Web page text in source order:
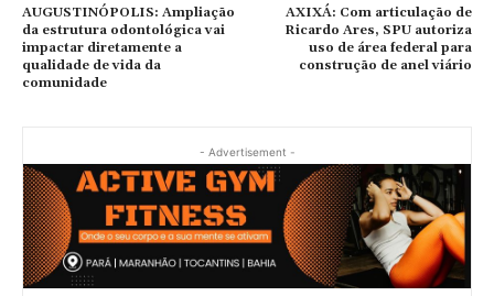
AUGUSTINÓPOLIS: Ampliação
da estrutura odontológica vai
impactar diretamente a
qualidade de vida da
comunidade
AXIXÁ: Com articulação de
Ricardo Ares, SPU autoriza
uso de área federal para
construção de anel viário
- Advertisement -